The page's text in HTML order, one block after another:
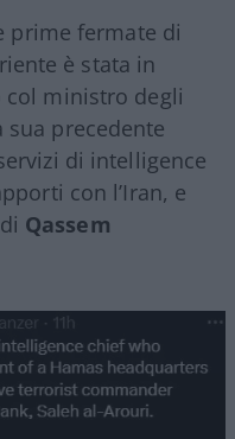
prime fermate di
è stata in
col ministro degli
sua precedente
di intelligence
con l’Iran, e
Qassem